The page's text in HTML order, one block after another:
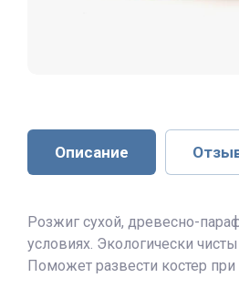
Описание
Розжиг сухой, древесно-
условиях. Экологически
Поможет развести костер